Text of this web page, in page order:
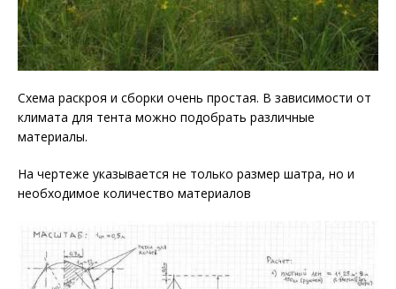
Схема раскроя и сборки очень простая. В зависимости от
климата для тента можно подобрать различные
материалы.
На чертеже указывается не только размер шатра, но и
необходимое количество материалов